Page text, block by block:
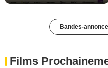
Bandes-
Films